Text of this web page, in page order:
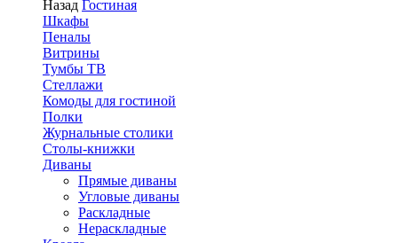
Назад Гостиная
Шкафы
Пеналы
Витрины
Тумбы ТВ
Стеллажи
Комоды для гостиной
Полки
Журнальные столики
Столы-книжки
Диваны
Прямые диваны
Угловые диваны
Раскладные
Нераскладные